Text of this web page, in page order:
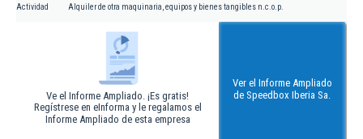
Actividad Alquiler de otra maquinaria, equipos y bienes tangibles n.c.o.p.
Ve el Informe Ampliado. ¡Es gratis!
Regístrese en eInforma y le regalamos el
Informe Ampliado de esta empresa
Ver el Informe Ampliado
de Speedbox Iberia Sa.